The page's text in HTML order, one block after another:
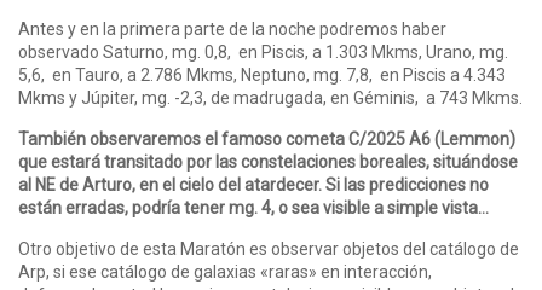
Antes y en la primera parte de la noche podremos haber
observado Saturno, mg. 0,8, en Piscis, a 1.303 Mkms, Urano, mg.
5,6, en Tauro, a 2.786 Mkms, Neptuno, mg. 7,8, en Piscis a 4.343
Mkms y Júpiter, mg. -2,3, de madrugada, en Géminis, a 743 Mkms.
También observaremos el famoso cometa C/2025 A6 (Lemmon)
que estará transitado por las constelaciones boreales, situándose
al NE de Arturo, en el cielo del atardecer. Si las predicciones no
están erradas, podría tener mg. 4, o sea visible a simple vista…
Otro objetivo de esta Maratón es observar objetos del catálogo de
Arp, si ese catálogo de galaxias «raras» en interacción,